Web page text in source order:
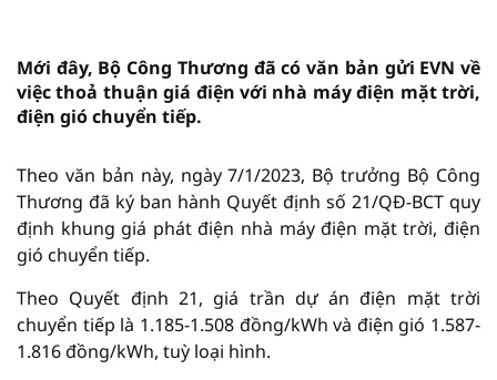
Mới đây, Bộ Công Thương đã có văn bản gửi EVN về
việc thoả thuận giá điện với nhà máy điện mặt trời,
điện gió chuyển tiếp.
Theo văn bản này, ngày 7/1/2023, Bộ trưởng Bộ Công
Thương đã ký ban hành Quyết định số 21/QĐ-BCT quy
định khung giá phát điện nhà máy điện mặt trời, điện
gió chuyển tiếp.
Theo Quyết định 21, giá trần dự án điện mặt trời
chuyển tiếp là 1.185-1.508 đồng/kWh và điện gió 1.587-
1.816 đồng/kWh, tuỳ loại hình.